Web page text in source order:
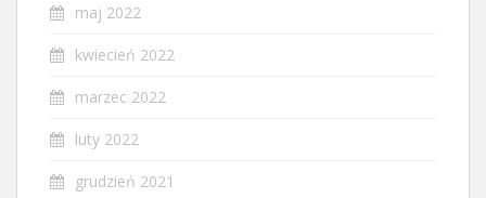
maj 2022
kwiecień 2022
marzec 2022
luty 2022
grudzień 2021